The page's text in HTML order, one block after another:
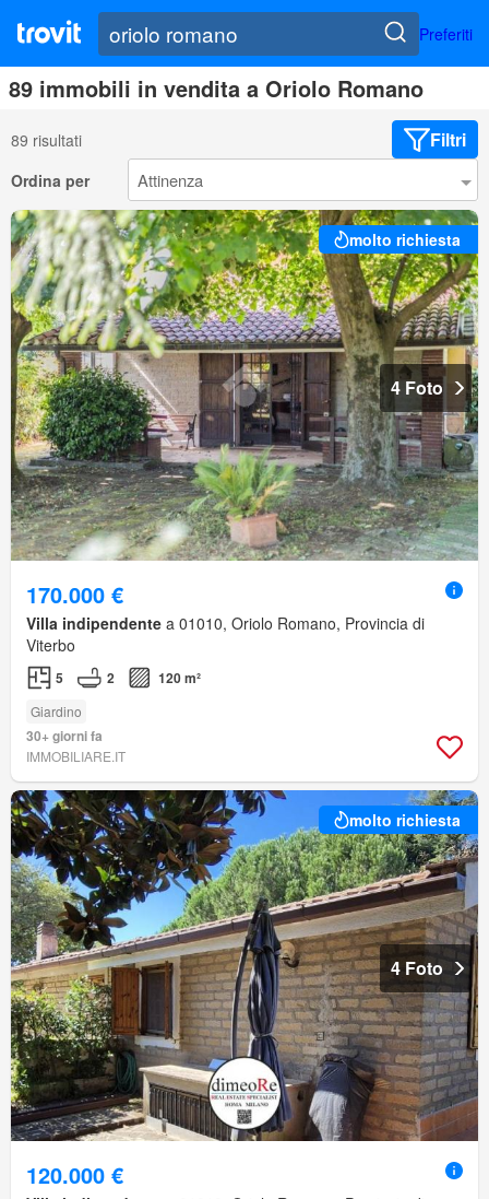
Preferiti
89 immobili in vendita a Oriolo Romano
89 risultati Filtri
Ordina per
molto richiesta
4 Foto
170.000 €
Villa indipendente a 01010, Oriolo Romano, Provincia di
Viterbo
5 2 120 m²
Giardino
30+ giorni fa
IMMOBILIARE.IT
molto richiesta
4 Foto
120.000 €